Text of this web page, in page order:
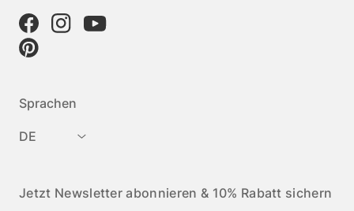
Sprachen
DE
Jetzt Newsletter abonnieren & 10% Rabatt sichern